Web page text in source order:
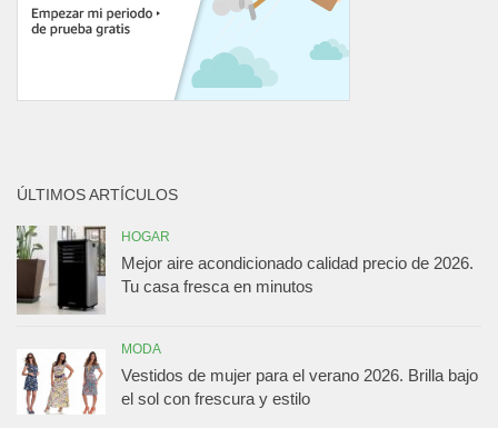
ÚLTIMOS ARTÍCULOS
HOGAR
Mejor aire acondicionado calidad precio de 2026.
Tu casa fresca en minutos
MODA
Vestidos de mujer para el verano 2026. Brilla bajo
el sol con frescura y estilo